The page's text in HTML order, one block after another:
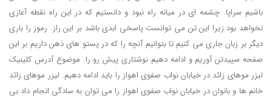
باشیم سراپا. چشمه ای در میانه راه نبود و دانستیم که در این راه نقطه آغازی
نخواهد بود زیرا این تن می توانست پاسخی ابدی باشد بر این راز. رموز را باری
دیگر بر زبان جاری می کنیم تا بتوانیم آنچه را که در پستو های ذهن داریم بر این
صفحه سپیدتن آوریم و ادامه دهیم نوشتاری پیش رو را. موضوع آدرس کلینیک
لیزر موهای زائد در خیابان نواب صفوی اهواز را باید ادامه دهیم. لیزر موهای زائد
خانم ها و بانوان در خیابان نواب صفوی اهواز را می توان به سادگی انجام داد بی